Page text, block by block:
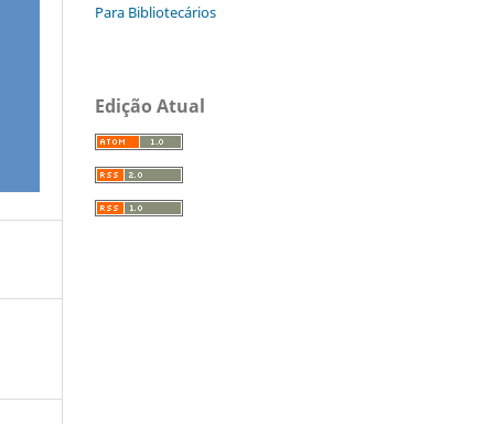
Para Bibliotecários
Edição Atual